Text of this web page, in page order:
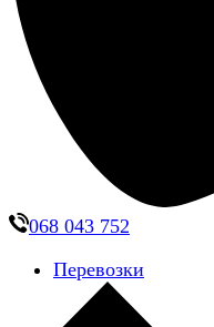
068 043 752
Перевозки